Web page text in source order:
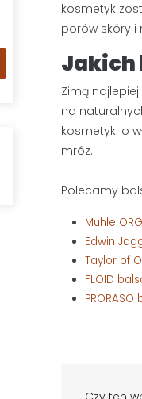
kosmetyk
porów skóry i
Jakich
Zimą
na
kosmetyki o
mróz.
Polecamy
Muhle
Edwin
Taylor of
FLOID